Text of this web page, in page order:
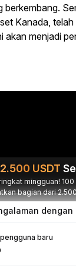
berkembang.
Kanada,
akan menjadi
2.500 USDT
mingguan!
bagian dari
minggunya.
baru